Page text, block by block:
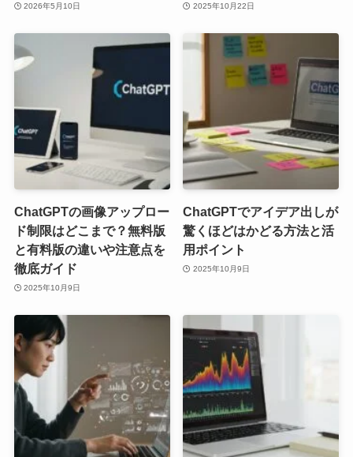
2026年5月10日 2025年10月22日
ChatGPTの画像アップロー
ド制限はどこまで？無料版
と有料版の違いや注意点を
徹底ガイド
2025年10月9日
ChatGPTでアイデア出しが
驚くほどはかどる方法と活
用ポイント
2025年10月9日